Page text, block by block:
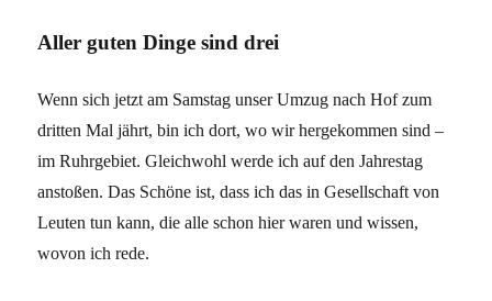
Aller guten Dinge sind drei
Wenn sich jetzt am Samstag unser Umzug nach Hof zum
dritten Mal jährt, bin ich dort, wo wir hergekommen sind –
im Ruhrgebiet. Gleichwohl werde ich auf den Jahrestag
anstoßen. Das Schöne ist, dass ich das in Gesellschaft von
Leuten tun kann, die alle schon hier waren und wissen,
wovon ich rede.